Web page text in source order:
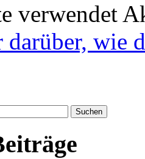
verwendet
darüber, wie